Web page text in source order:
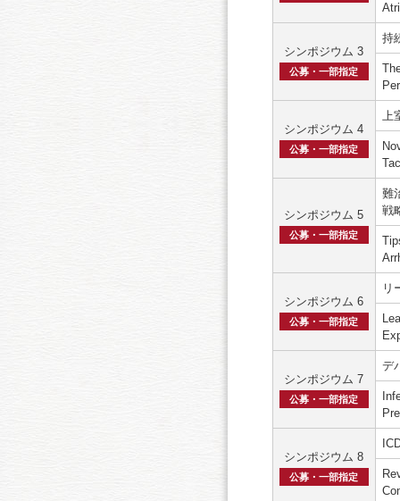
シンポジウム 3
公募・一部指定
持
シンポジウム 4
公募・一部指定
上
シンポジウム 5
公募・一部指定
難
戦
シンポジウム 6
公募・一部指定
リ
シンポジウム 7
公募・一部指定
デ
シンポジウム 8
公募・一部指定